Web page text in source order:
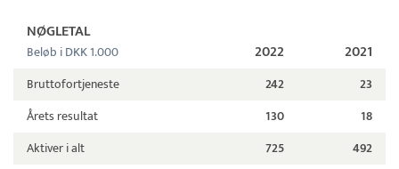
NØGLETAL
Beløb i DKK 1.000 2022 2021
Bruttofortjeneste 242
23
Årets resultat
130
18
Aktiver i alt
725
492